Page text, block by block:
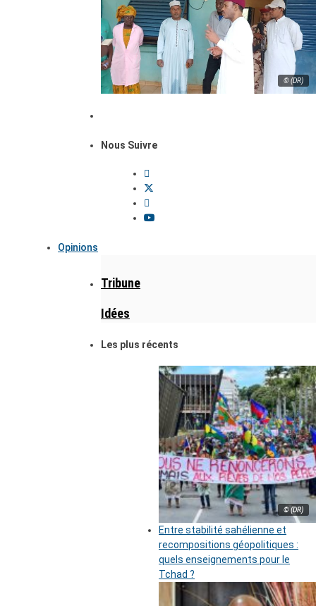
© (DR)
Nous Suivre
Opinions
Tribune
Idées
Les plus récents
© (DR)
Entre stabilité sahélienne et
recompositions géopolitiques :
quels enseignements pour le
Tchad ?